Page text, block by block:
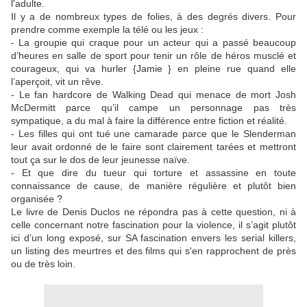
l'adulte.
Il y a de nombreux types de folies, à des degrés divers. Pour
prendre comme exemple la télé ou les jeux :
- La groupie qui craque pour un acteur qui a passé beaucoup
d’heures en salle de sport pour tenir un rôle de héros musclé et
courageux, qui va hurler {Jamie } en pleine rue quand elle
l’aperçoit, vit un rêve.
- Le fan hardcore de Walking Dead qui menace de mort Josh
McDermitt parce qu’il campe un personnage pas très
sympatique, a du mal à faire la différence entre fiction et réalité.
- Les filles qui ont tué une camarade parce que le Slenderman
leur avait ordonné de le faire sont clairement tarées et mettront
tout ça sur le dos de leur jeunesse naïve.
- Et que dire du tueur qui torture et assassine en toute
connaissance de cause, de manière régulière et plutôt bien
organisée ?
Le livre de Denis Duclos ne répondra pas à cette question, ni à
celle concernant notre fascination pour la violence, il s’agit plutôt
ici d’un long exposé, sur SA fascination envers les serial killers,
un listing des meurtres et des films qui s'en rapprochent de près
ou de très loin.